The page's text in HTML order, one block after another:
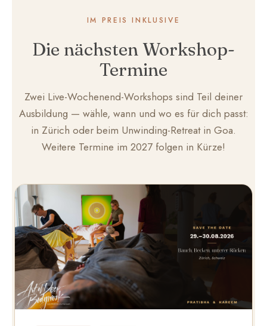
IM PREIS INKLUSIVE
Die nächsten Workshop-
Termine
Zwei Live-Wochenend-Workshops sind Teil deiner
Ausbildung — wähle, wann und wo es für dich passt:
in Zürich oder beim Unwinding-Retreat in Goa.
Weitere Termine im 2027 folgen in Kürze!